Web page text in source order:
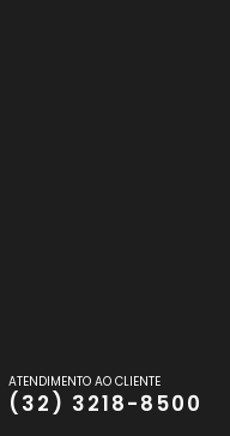
ATENDIMENTO AO CLIENTE
(32) 3218-8500